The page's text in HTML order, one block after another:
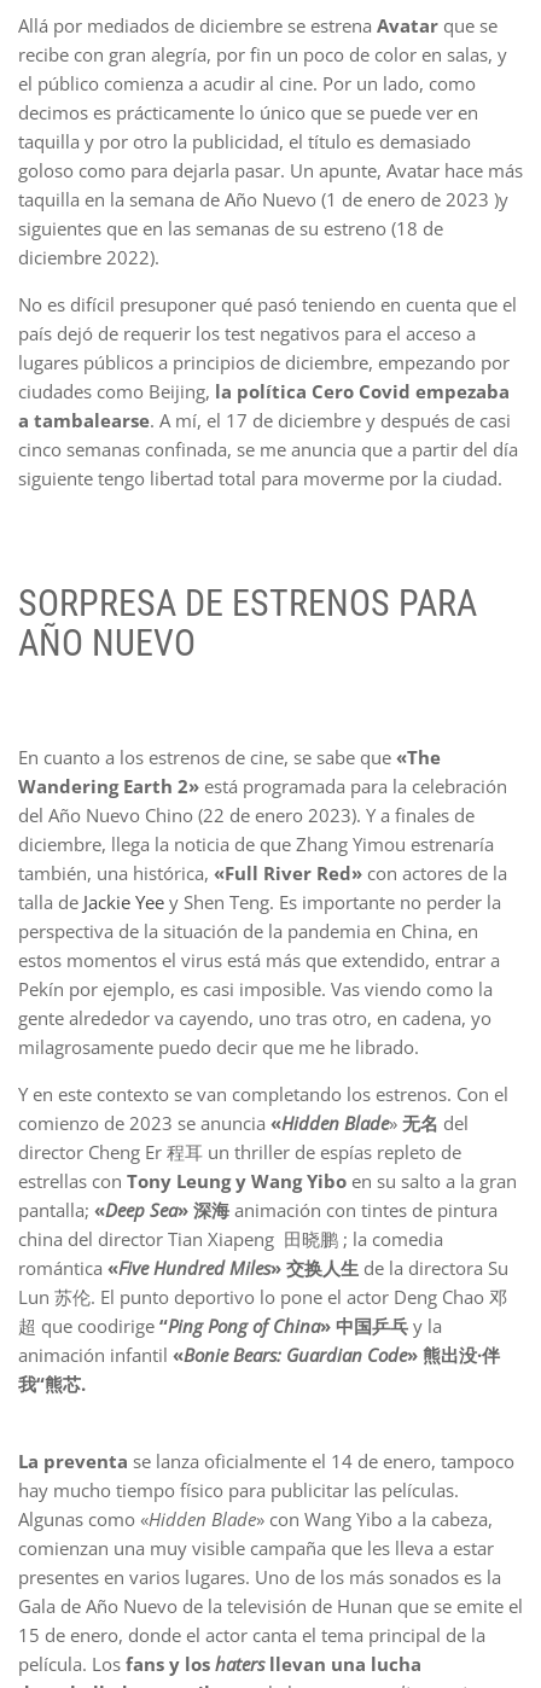
Allá por mediados de diciembre se estrena Avatar que se
recibe con gran alegría, por fin un poco de color en salas, y
el público comienza a acudir al cine. Por un lado, como
decimos es prácticamente lo único que se puede ver en
taquilla y por otro la publicidad, el título es demasiado
goloso como para dejarla pasar. Un apunte, Avatar hace más
taquilla en la semana de Año Nuevo (1 de enero de 2023 )y
siguientes que en las semanas de su estreno (18 de
diciembre 2022).
No es difícil presuponer qué pasó teniendo en cuenta que el
país dejó de requerir los test negativos para el acceso a
lugares públicos a principios de diciembre, empezando por
ciudades como Beijing, la política Cero Covid empezaba
a tambalearse. A mí, el 17 de diciembre y después de casi
cinco semanas confinada, se me anuncia que a partir del día
siguiente tengo libertad total para moverme por la ciudad.
SORPRESA DE ESTRENOS PARA
AÑO NUEVO
En cuanto a los estrenos de cine, se sabe que «The
Wandering Earth 2» está programada para la celebración
del Año Nuevo Chino (22 de enero 2023). Y a finales de
diciembre, llega la noticia de que Zhang Yimou estrenaría
también, una histórica, «Full River Red» con actores de la
talla de Jackie Yee y Shen Teng. Es importante no perder la
perspectiva de la situación de la pandemia en China, en
estos momentos el virus está más que extendido, entrar a
Pekín por ejemplo, es casi imposible. Vas viendo como la
gente alrededor va cayendo, uno tras otro, en cadena, yo
milagrosamente puedo decir que me he librado.
Y en este contexto se van completando los estrenos. Con el
comienzo de 2023 se anuncia «Hidden Blade» 无名 del
director Cheng Er 程耳 un thriller de espías repleto de
estrellas con Tony Leung y Wang Yibo en su salto a la gran
pantalla; «Deep Sea» 深海 animación con tintes de pintura
china del director Tian Xiapeng 田晓鹏 ; la comedia
romántica «Five Hundred Miles» 交换人生 de la directora Su
Lun 苏伦. El punto deportivo lo pone el actor Deng Chao 邓
超 que coodirige “Ping Pong of China» 中国乒乓 y la
animación infantil «Bonie Bears: Guardian Code» 熊出没·伴
我“熊芯.
La preventa se lanza oficialmente el 14 de enero, tampoco
hay mucho tiempo físico para publicitar las películas.
Algunas como «Hidden Blade» con Wang Yibo a la cabeza,
comienzan una muy visible campaña que les lleva a estar
presentes en varios lugares. Uno de los más sonados es la
Gala de Año Nuevo de la televisión de Hunan que se emite el
15 de enero, donde el actor canta el tema principal de la
película. Los fans y los hatersllevan una lucha